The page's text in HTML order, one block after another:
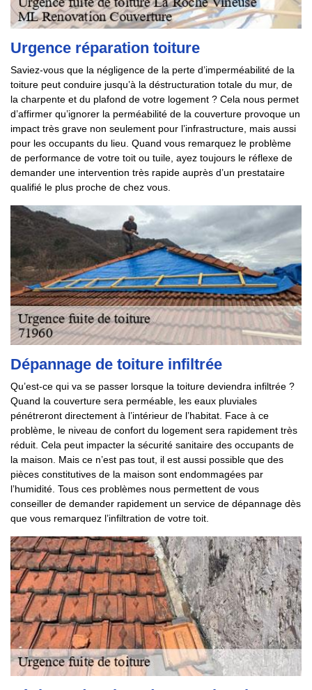
Urgence réparation toiture
Saviez-vous que la négligence de la perte d’imperméabilité de la
toiture peut conduire jusqu’à la déstructuration totale du mur, de
la charpente et du plafond de votre logement ? Cela nous permet
d’affirmer qu’ignorer la perméabilité de la couverture provoque un
impact très grave non seulement pour l’infrastructure, mais aussi
pour les occupants du lieu. Quand vous remarquez le problème
de performance de votre toit ou tuile, ayez toujours le réflexe de
demander une intervention très rapide auprès d’un prestataire
qualifié le plus proche de chez vous.
Dépannage de toiture infiltrée
Qu’est-ce qui va se passer lorsque la toiture deviendra infiltrée ?
Quand la couverture sera perméable, les eaux pluviales
pénétreront directement à l’intérieur de l’habitat. Face à ce
problème, le niveau de confort du logement sera rapidement très
réduit. Cela peut impacter la sécurité sanitaire des occupants de
la maison. Mais ce n’est pas tout, il est aussi possible que des
pièces constitutives de la maison sont endommagées par
l’humidité. Tous ces problèmes nous permettent de vous
conseiller de demander rapidement un service de dépannage dès
que vous remarquez l’infiltration de votre toit.